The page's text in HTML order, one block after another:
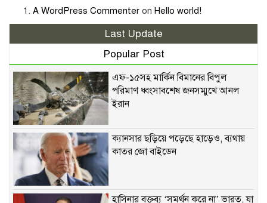
A WordPress Commenter on Hello world!
Last Update
Popular Post
এফ-১৫সহ মার্কিন বিমানের বিপুল
পরিমাণ ধ্বংসাবশেষ জনসম্মুখে আনল
ইরান
ক্যানসার ছড়িয়ে পড়েছে হাড়েও, ব্যথায়
কাতর জো বাইডেন
হাসিনার বক্তব্য ‘সমর্থন করে না’ ভারত, যা